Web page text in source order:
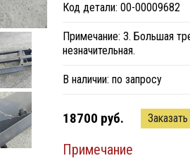
Код детали: 00-00009682
Примечание: 3. Большая
незначительная.
В наличии: по запросу
18700 руб. Заказать
Примечание